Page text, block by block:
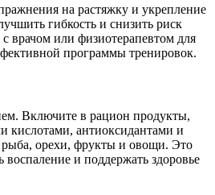
на растяжку и укрепление
гибкость и снизить риск
врачом или физиотерапевтом для
программы тренировок.
Включите в рацион продукты,
кислотами, антиоксидантами и
орехи, фрукты и овощи. Это
и поддержать здоровье